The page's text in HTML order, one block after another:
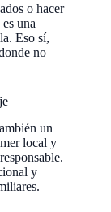
o hacer
una
Eso sí,
no
un
local y
y